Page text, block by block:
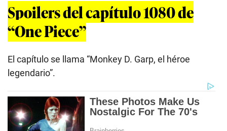
Spoilers del capítulo 1080 de
“One Piece”
El capítulo se llama “Monkey D. Garp, el héroe
legendario”.